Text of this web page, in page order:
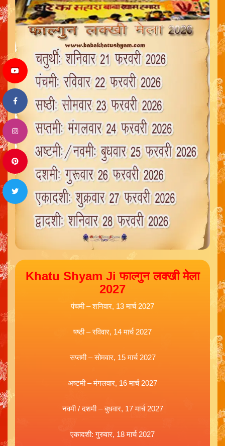
Khatu Shyam Ji फाल्गुन लक्खी मेला
2027
पंचमी – शनिवार, 13 मार्च 2027
षष्ठी – रविवार, 14 मार्च 2027
सप्तमी – सोमवार, 15 मार्च 2027
अष्टमी – मंगलवार, 16 मार्च 2027
नवमी / दशमी – बुधवार, 17 मार्च 2027
एकादशी: गुरुवार, 18 मार्च 2027